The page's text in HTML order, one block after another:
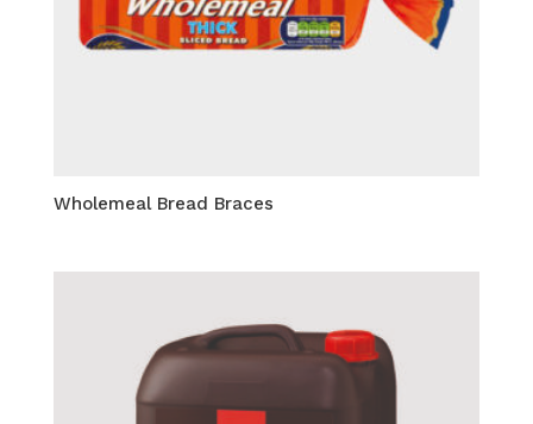
Wholemeal Bread Braces